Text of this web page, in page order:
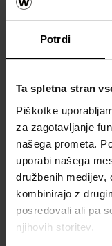
Potrdi
Ta spletna stran
Piškotke
za zagotavljanje
našega prometa.
uporabi našega
družbenih medijev,
kombinirajo z
posredovali ali pa
njihovih storitev.